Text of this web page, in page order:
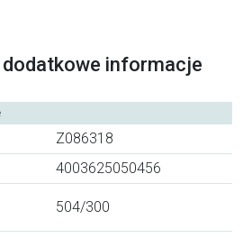
informacje
Z086318
4003625050456
504/300